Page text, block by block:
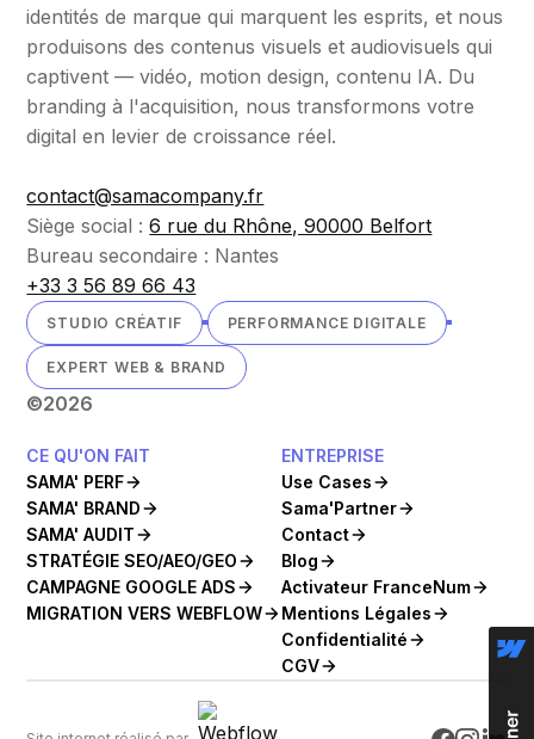
identités de marque qui marquent les esprits, et nous
produisons des contenus visuels et audiovisuels qui
captivent — vidéo, motion design, contenu IA. Du
branding à l'acquisition, nous transformons votre
digital en levier de croissance réel.
contact@samacompany.fr
Siège social :6 rue du Rhône, 90000 Belfort
Bureau secondaire : Nantes
+33 3 56 89 66 43
STUDIO CRÉATIF PERFORMANCE DIGITALE
EXPERT WEB & BRAND
©2026
CE QU'ON FAIT
SAMA' PERF
SAMA' BRAND
SAMA' AUDIT
STRATÉGIE SEO/AEO/GEO
CAMPAGNE GOOGLE ADS
MIGRATION VERS WEBFLOW
ENTREPRISE
Use Cases
Sama'Partner
Contact
Blog
Activateur FranceNum
Mentions Légales
Confidentialité
CGV